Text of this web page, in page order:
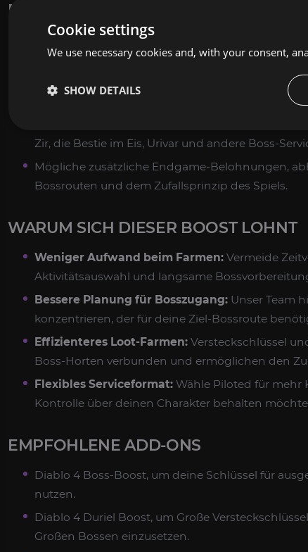
BEUTE, BELOHNUNGEN UND
Alle berechtigten Versteckschlüssel, Großen
Materialien und Belohnungen, die während des
Fortschritt bei aktuellen Farmrouten für
Zir, die Bestie im Eis, Urivar und andere Boss-
Mögliche zusätzliche Endgame-Belohnungen,
Bossrouten und dem Zufallsprinzip des Spiels.
WARUM SICH DIESER BOOST LOHNT
Weniger Aufwand beim Farmen: Vermeide
Aktivitätsauswahl und langsame
Bessere Planung für Bosszugang: Unser Team
konzentrieren, der für deine Ziel-Bossroute
Effizienteres Loot-Farmen: Versteckschlüssel
Boss-Horten verbunden und ermöglichen den
Flexibles Serviceformat: Wähle Piloted für mehr
Kontrolle über deinen Charakter behalten
EMPFOHLENE ADD-ONS
Diablo 4 Boss-Boost, um deine Schlüssel für
nutzen.
Diablo 4 Duriel Boost, um Große
Großen Bossen einzusetzen.
Cookie settings
We use necessary cookies and, with your consent,
SHOW DETAILS